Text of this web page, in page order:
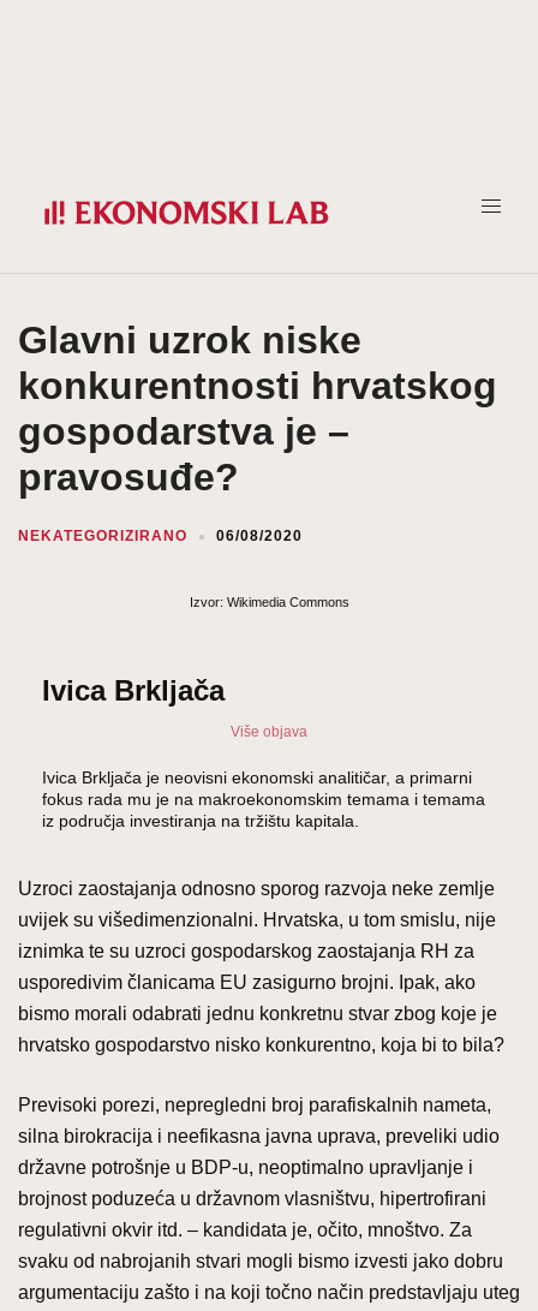
Glavni uzrok niske
konkurentnosti hrvatskog
gospodarstva je –
pravosuđe?
NEKATEGORIZIRANO 06/08/2020
Izvor: Wikimedia Commons
Ivica Brkljača
Više objava
Ivica Brkljača je neovisni ekonomski analitičar, a primarni
fokus rada mu je na makroekonomskim temama i temama
iz područja investiranja na tržištu kapitala.
Uzroci zaostajanja odnosno sporog razvoja neke zemlje
uvijek su višedimenzionalni. Hrvatska, u tom smislu, nije
iznimka te su uzroci gospodarskog zaostajanja RH za
usporedivim članicama EU zasigurno brojni. Ipak, ako
bismo morali odabrati jednu konkretnu stvar zbog koje je
hrvatsko gospodarstvo nisko konkurentno, koja bi to bila?
Previsoki porezi, nepregledni broj parafiskalnih nameta,
silna birokracija i neefikasna javna uprava, preveliki udio
državne potrošnje u BDP-u, neoptimalno upravljanje i
brojnost poduzeća u državnom vlasništvu, hipertrofirani
regulativni okvir itd. – kandidata je, očito, mnoštvo. Za
svaku od nabrojanih stvari mogli bismo izvesti jako dobru
argumentaciju zašto i na koji točno način predstavljaju uteg